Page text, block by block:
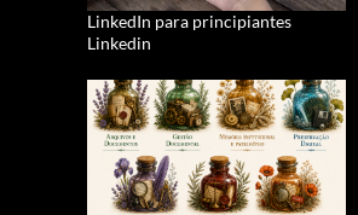
LinkedIn para principiantes
Linkedin